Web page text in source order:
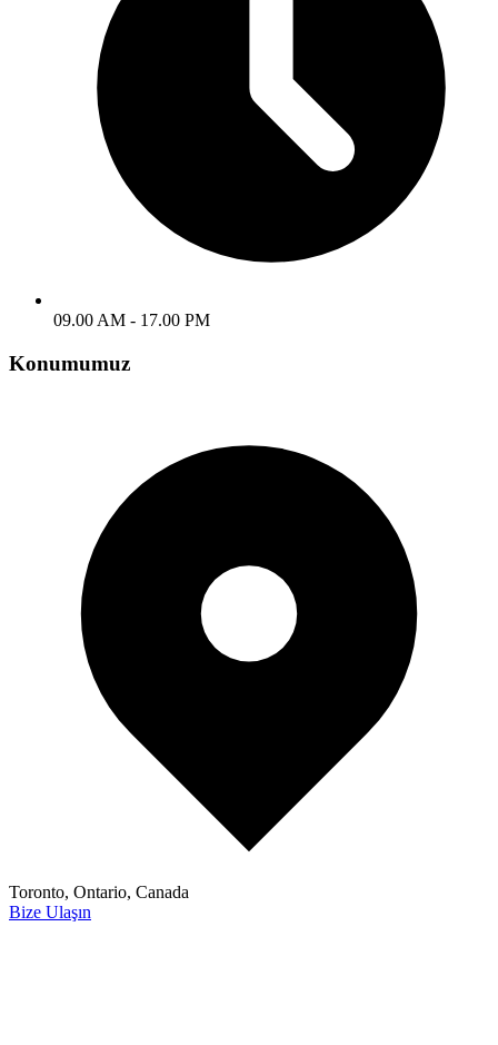
09.00 AM - 17.00 PM
Konumumuz
Toronto, Ontario, Canada
Bize Ulaşın